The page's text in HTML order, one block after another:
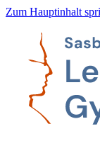
Zum Hauptinhalt